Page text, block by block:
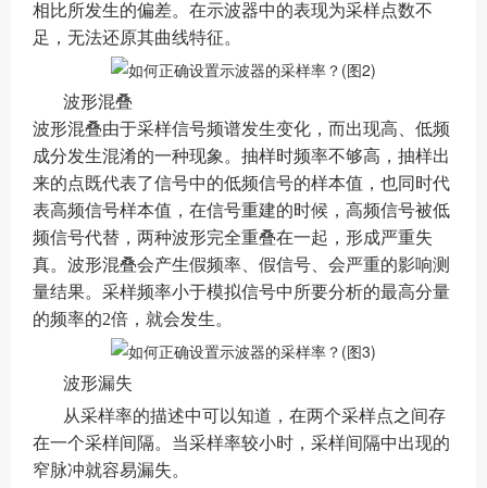
相比所发生的偏差。在示波器中的表现为采样点数不
足，无法还原其曲线特征。
波形混叠
波形混叠由于采样信号频谱发生变化，而出现高、低频
成分发生混淆的一种现象。抽样时频率不够高，抽样出
来的点既代表了信号中的低频信号的样本值，也同时代
表高频信号样本值，在信号重建的时候，高频信号被低
频信号代替，两种波形完全重叠在一起，形成严重失
真。波形混叠会产生假频率、假信号、会严重的影响测
量结果。采样频率小于模拟信号中所要分析的最高分量
的频率的2倍，就会发生。
波形漏失
从采样率的描述中可以知道，在两个采样点之间存
在一个采样间隔。当采样率较小时，采样间隔中出现的
窄脉冲就容易漏失。